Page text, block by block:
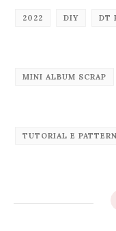
2022 DIY DT
MINI ALBUM SCRAP
TUTORIAL E